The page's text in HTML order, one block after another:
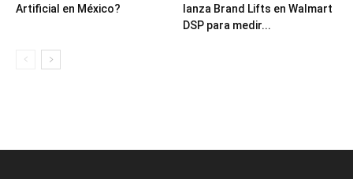
Artificial en México?
lanza Brand Lifts en Walmart
DSP para medir...